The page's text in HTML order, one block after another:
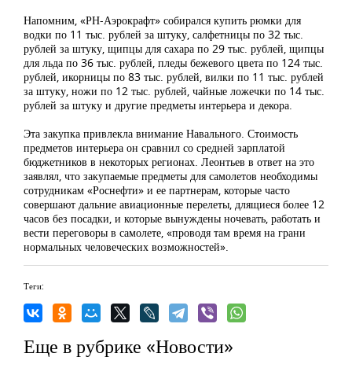
Напомним, «РН-Аэрокрафт» собирался купить рюмки для
водки по 11 тыс. рублей за штуку, салфетницы по 32 тыс.
рублей за штуку, щипцы для сахара по 29 тыс. рублей, щипцы
для льда по 36 тыс. рублей, пледы бежевого цвета по 124 тыс.
рублей, икорницы по 83 тыс. рублей, вилки по 11 тыс. рублей
за штуку, ножи по 12 тыс. рублей, чайные ложечки по 14 тыс.
рублей за штуку и другие предметы интерьера и декора.
Эта закупка привлекла внимание Навального. Стоимость
предметов интерьера он сравнил со средней зарплатой
бюджетников в некоторых регионах. Леонтьев в ответ на это
заявлял, что закупаемые предметы для самолетов необходимы
сотрудникам «Роснефти» и ее партнерам, которые часто
совершают дальние авиационные перелеты, длящиеся более 12
часов без посадки, и которые вынуждены ночевать, работать и
вести переговоры в самолете, «проводя там время на грани
нормальных человеческих возможностей».
Теги:
Еще в рубрике «Новости»